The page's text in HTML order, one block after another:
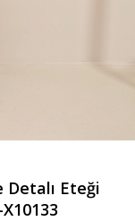
Detalı Eteği